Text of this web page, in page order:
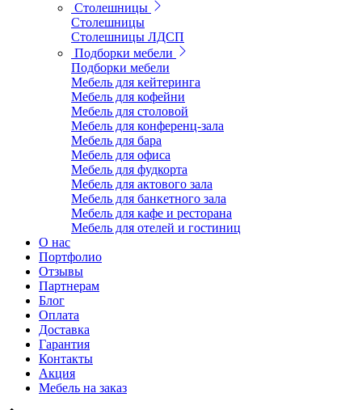
Столешницы
Столешницы
Столешницы ЛДСП
Подборки мебели
Подборки мебели
Мебель для кейтеринга
Мебель для кофейни
Мебель для столовой
Мебель для конференц-зала
Мебель для бара
Мебель для офиса
Мебель для фудкорта
Мебель для актового зала
Мебель для банкетного зала
Мебель для кафе и ресторана
Мебель для отелей и гостиниц
О нас
Портфолио
Отзывы
Партнерам
Блог
Оплата
Доставка
Гарантия
Контакты
Акция
Мебель на заказ